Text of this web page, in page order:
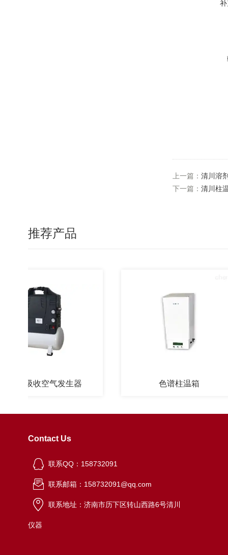
上一篇： 清川溶
下一篇： 清川柱
推荐产品
吸收空气发生器 色谱柱温箱
Contact Us
联系QQ：158732091
联系邮箱：158732091@qq.com
联系地址：济南市历下区转山西路6号清川
仪器